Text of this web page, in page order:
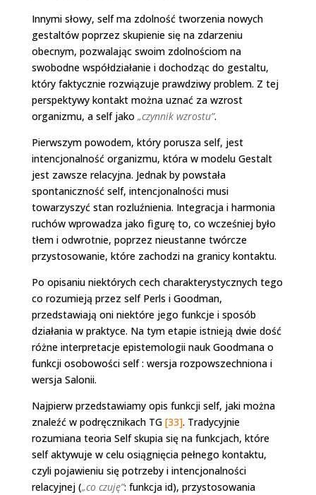
Innymi słowy, self ma zdolność tworzenia nowych
gestaltów poprzez skupienie się na zdarzeniu
obecnym, pozwalając swoim zdolnościom na
swobodne współdziałanie i dochodząc do gestaltu,
który faktycznie rozwiązuje prawdziwy problem. Z tej
perspektywy kontakt można uznać za wzrost
organizmu, a self jako „czynnik wzrostu”.
Pierwszym powodem, który porusza self, jest
intencjonalność organizmu, która w modelu Gestalt
jest zawsze relacyjna. Jednak by powstała
spontaniczność self, intencjonalności musi
towarzyszyć stan rozluźnienia. Integracja i harmonia
ruchów wprowadza jako figurę to, co wcześniej było
tłem i odwrotnie, poprzez nieustanne twórcze
przystosowanie, które zachodzi na granicy kontaktu.
Po opisaniu niektórych cech charakterystycznych tego
co rozumieją przez self Perls i Goodman,
przedstawiają oni niektóre jego funkcje i sposób
działania w praktyce. Na tym etapie istnieją dwie dość
różne interpretacje epistemologii nauk Goodmana o
funkcji osobowości self : wersja rozpowszechniona i
wersja Salonii.
Najpierw przedstawiamy opis funkcji self, jaki można
znaleźć w podręcznikach TG [33]. Tradycyjnie
rozumiana teoria Self skupia się na funkcjach, które
self aktywuje w celu osiągnięcia pełnego kontaktu,
czyli pojawieniu się potrzeby i intencjonalności
relacyjnej („co czuję”: funkcja id), przystosowania